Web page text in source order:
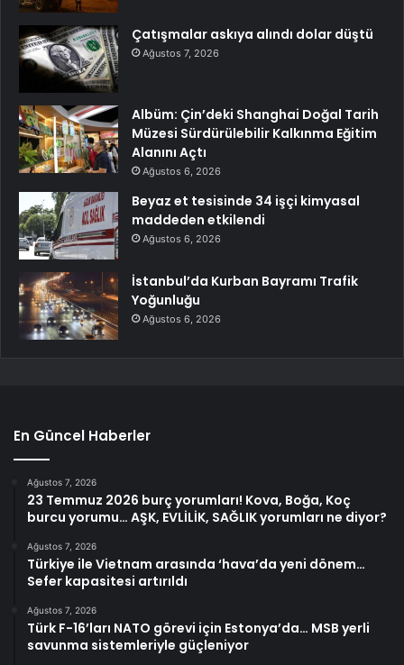
Çatışmalar askıya alındı dolar düştü
Ağustos 7, 2026
Albüm: Çin’deki Shanghai Doğal Tarih
Müzesi Sürdürülebilir Kalkınma Eğitim
Alanını Açtı
Ağustos 6, 2026
Beyaz et tesisinde 34 işçi kimyasal
maddeden etkilendi
Ağustos 6, 2026
İstanbul’da Kurban Bayramı Trafik
Yoğunluğu
Ağustos 6, 2026
En Güncel Haberler
Ağustos 7, 2026
23 Temmuz 2026 burç yorumları! Kova, Boğa, Koç
burcu yorumu… AŞK, EVLİLİK, SAĞLIK yorumları ne diyor?
Ağustos 7, 2026
Türkiye ile Vietnam arasında ‘hava’da yeni dönem…
Sefer kapasitesi artırıldı
Ağustos 7, 2026
Türk F-16’ları NATO görevi için Estonya’da… MSB yerli
savunma sistemleriyle güçleniyor